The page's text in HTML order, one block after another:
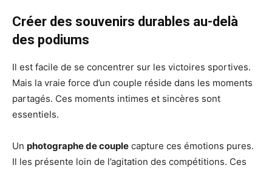
Créer des souvenirs durables au-delà
des podiums
Il est facile de se concentrer sur les victoires sportives.
Mais la vraie force d’un couple réside dans les moments
partagés. Ces moments intimes et sincères sont
essentiels.
Un photographe de couple capture ces émotions pures.
Il les présente loin de l’agitation des compétitions. Ces